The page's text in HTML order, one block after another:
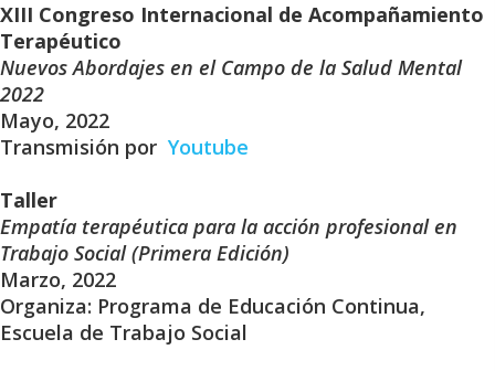
XIII Congreso Internacional de Acompañamiento
Terapéutico
Nuevos Abordajes en el Campo de la Salud Mental
2022
Mayo, 2022
Transmisión por Youtube
Taller
Empatía terapéutica para la acción profesional en
Trabajo Social (Primera Edición)
Marzo, 2022
Organiza: Programa de Educación Continua,
Escuela de Trabajo Social